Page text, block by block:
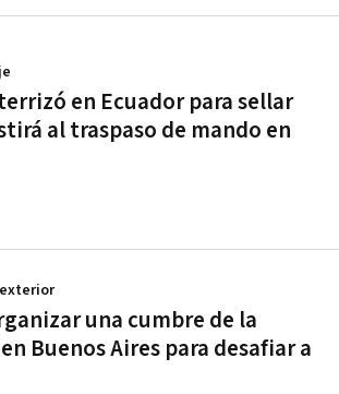
en Ecuador para sellar
al traspaso de mando en
una cumbre de la
Buenos Aires para desafiar a